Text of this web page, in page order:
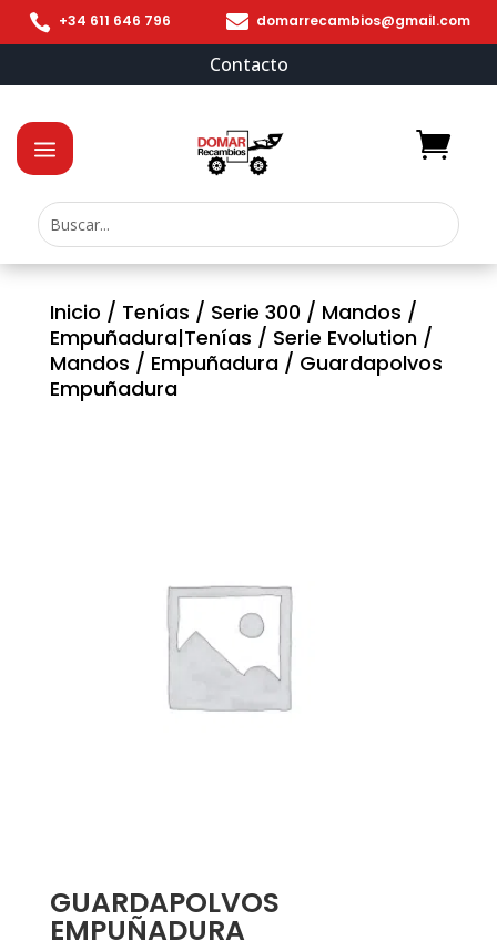
 +34 611 646 796  domarrecambios@gmail.com
Contacto
Inicio / Tenías / Serie 300 / Mandos /
Empuñadura|Tenías / Serie Evolution/
Mandos / Empuñadura/ Guardapolvos
Empuñadura
GUARDAPOLVOS
EMPUÑADURA